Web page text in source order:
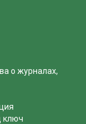
о журналах,
ключ